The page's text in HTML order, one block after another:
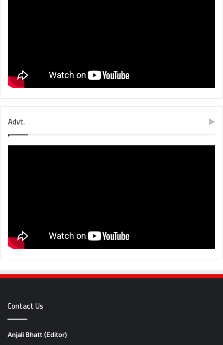
Advt.
Contact Us
Anjali Bhatt (Editor)